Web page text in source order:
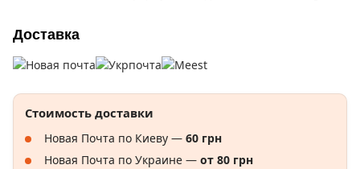
Доставка
Стоимость доставки
Новая Почта по Киеву — 60 грн
Новая Почта по Украине — от 80 грн